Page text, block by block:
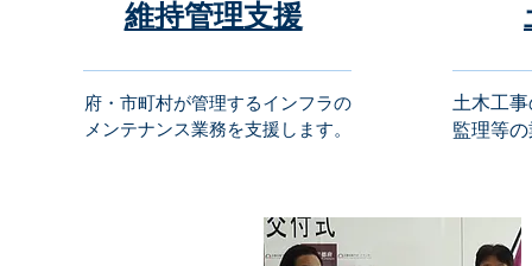
維持管理支援
府・市町村が管理するインフラの
メンテナンス業務を支援します。
土木工
監理等